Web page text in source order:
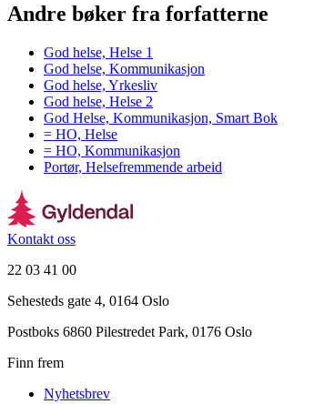
Andre bøker fra forfatterne
God helse, Helse 1
God helse, Kommunikasjon
God helse, Yrkesliv
God helse, Helse 2
God Helse, Kommunikasjon, Smart Bok
= HO, Helse
= HO, Kommunikasjon
Portør, Helsefremmende arbeid
Kontakt oss
22 03 41 00
Sehesteds gate 4, 0164 Oslo
Postboks 6860 Pilestredet Park, 0176 Oslo
Finn frem
Nyhetsbrev